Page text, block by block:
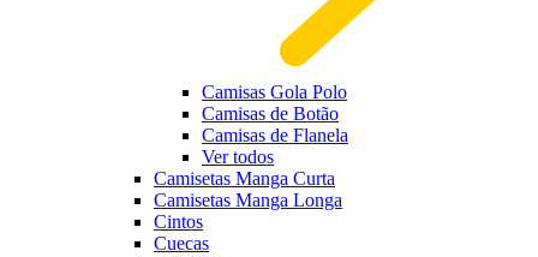
Camisas Gola Polo
Camisas de Botão
Camisas de Flanela
Ver todos
Camisetas Manga Curta
Camisetas Manga Longa
Cintos
Cuecas